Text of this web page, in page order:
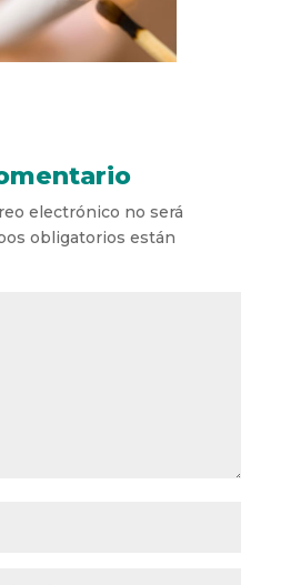
electrónico no será
obligatorios están